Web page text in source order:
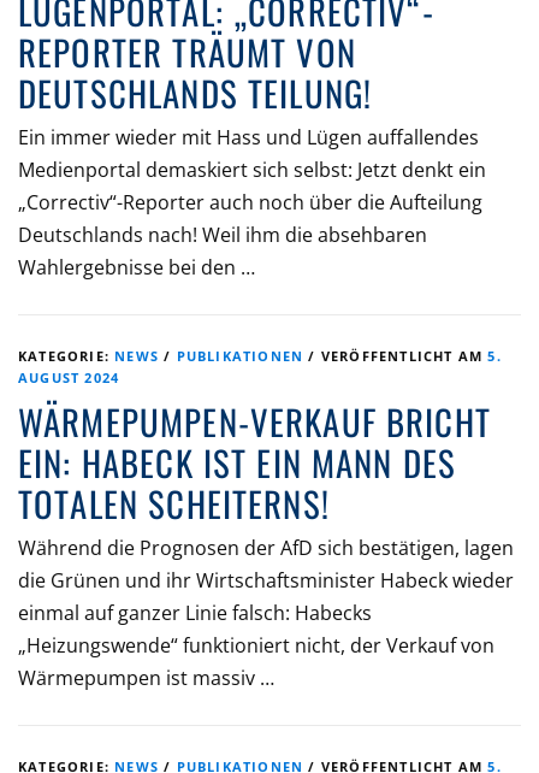
LÜGENPORTAL: „CORRECTIV“-
REPORTER TRÄUMT VON
DEUTSCHLANDS TEILUNG!
Ein immer wieder mit Hass und Lügen auffallendes
Medienportal demaskiert sich selbst: Jetzt denkt ein
„Correctiv“-Reporter auch noch über die Aufteilung
Deutschlands nach! Weil ihm die absehbaren
Wahlergebnisse bei den …
KATEGORIE: NEWS / PUBLIKATIONEN / VERÖFFENTLICHT AM5.
AUGUST 2024
WÄRMEPUMPEN-VERKAUF BRICHT
EIN: HABECK IST EIN MANN DES
TOTALEN SCHEITERNS!
Während die Prognosen der AfD sich bestätigen, lagen
die Grünen und ihr Wirtschaftsminister Habeck wieder
einmal auf ganzer Linie falsch: Habecks
„Heizungswende“ funktioniert nicht, der Verkauf von
Wärmepumpen ist massiv …
KATEGORIE: NEWS / PUBLIKATIONEN / VERÖFFENTLICHT AM5.